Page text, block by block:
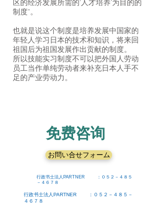
区的经济发展所需的‘人才培养’为目的的
制度”。
也就是说这个制度是培养发展中国家的
年轻人学习日本的技术和知识，将来回
祖国后为祖国发展作出贡献的制度。
所以技能实习制度不可以把外国人劳动
员工当作单纯劳动者来补充日本人手不
足的产业劳动力。
免费咨询
お問い合せフォーム
行政书士法人PARTNER ：０５２－４８５
－４６７８
行政书士法人PARTNER ：０５２－４８５－
４６７８